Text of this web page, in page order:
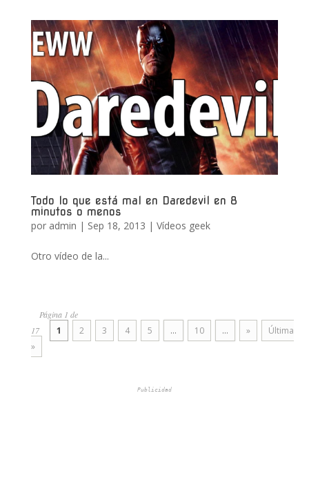
Todo lo que está mal en Daredevil en 8
minutos o menos
por admin | Sep 18, 2013 | Vídeos geek
Otro vídeo de la...
Página 1 de
17
1 2 3 4 5 ... 10 ... »
Última
»
Publicidad